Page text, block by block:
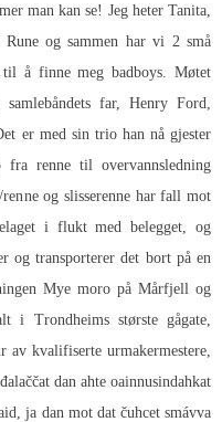
man kan se! Jeg heter Tanita,
og sammen har vi 2 små
å finne meg badboys. Møtet
far, Henry Ford,
er med sin trio han nå gjester
renne til overvannsledning
og slisserenne har fall mot
i flukt med belegget, og
og transporterer det bort på en
Mye moro på Mårfjell og
i Trondheims største gågate,
kvalifiserte urmakermestere,
dan ahte oainnusindahkat
ja dan mot dat čuhcet smávva